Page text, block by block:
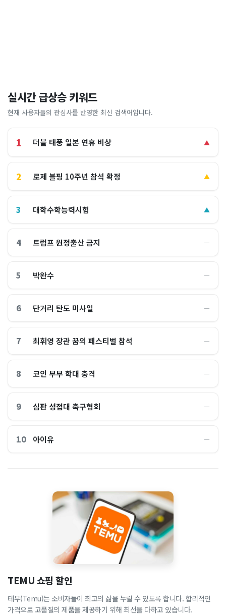
실시간 급상승 키워드
현재 사용자들의 관심사를 반영한 최신 검색어입니다.
1 더블 태풍 일본 연휴 비상 ▲
2 로제 블핑 10주년 참석 확정 ▲
3 대학수학능력시험 ▲
4 트럼프 원정출산 금지 ―
5 박완수 ―
6 단거리 탄도 미사일 ―
7 최휘영 장관 꿈의 페스티벌 참석 ―
8 코인 부부 학대 충격 ―
9 심판 성접대 축구협회 ―
10 아이유 ―
TEMU 쇼핑 할인
테무(Temu)는 소비자들이 최고의 삶을 누릴 수 있도록 합니다. 합리적인
가격으로 고품질의 제품을 제공하기 위해 최선을 다하고 있습니다.